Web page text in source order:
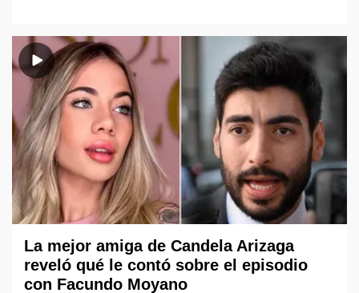
La mejor amiga de Candela Arizaga
reveló qué le contó sobre el episodio
con Facundo Moyano